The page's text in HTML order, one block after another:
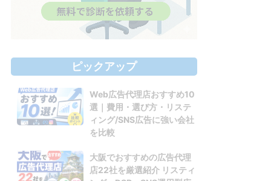
ピックアップ
Web広告代理店おすすめ10
選｜費用・選び方・リステ
ィング/SNS広告に強い会社
を比較
大阪でおすすめの広告代理
店22社を厳選紹介 リスティ